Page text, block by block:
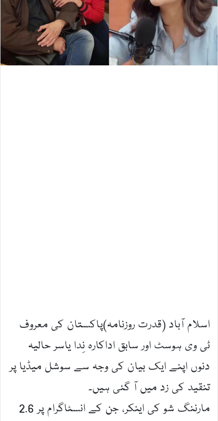
اسلام آباد (قدرت روزنامہ)پاکستان کی معروف
ٹی وی ہوسٹ اور سابق اداکارہ نِدا یاسر حالیہ
دنوں اپنے ایک بیان کی وجہ سے سوشل میڈیا پر
تنقید کی زد میں آ گئی ہیں۔
مارننگ شو کی اینکر، جن کے انسٹاگرام پر 2.6